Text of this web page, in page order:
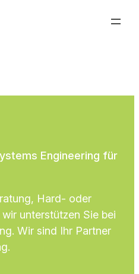
Engineering für
Hard- oder
unterstützen Sie bei
Wir sind Ihr Partner